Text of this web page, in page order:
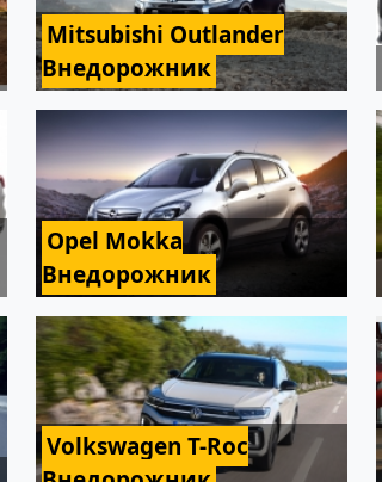
Mitsubishi Outlander
Внедорожник
Opel Mokka
Внедорожник
Volkswagen T-Roc